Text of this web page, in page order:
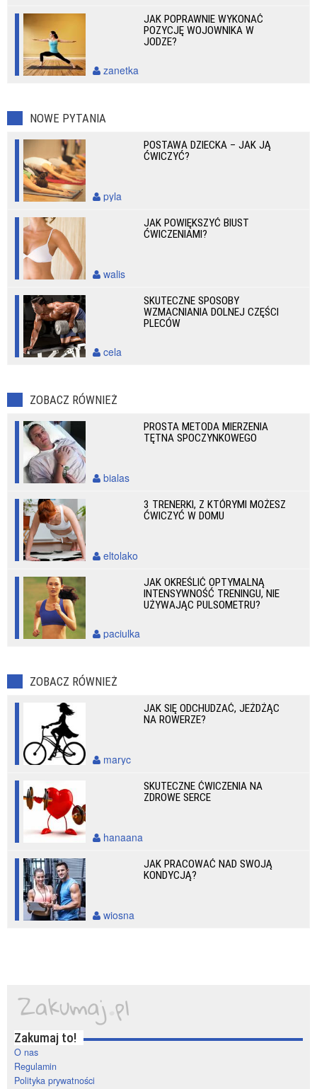
JAK POPRAWNIE WYKONAĆ
POZYCJĘ WOJOWNIKA W
JODZE?
zanetka
NOWE PYTANIA
POSTAWA DZIECKA – JAK JĄ
ĆWICZYĆ?
pyla
JAK POWIĘKSZYĆ BIUST
ĆWICZENIAMI?
walis
SKUTECZNE SPOSOBY
WZMACNIANIA DOLNEJ CZĘŚCI
PLECÓW
cela
ZOBACZ RÓWNIEŻ
PROSTA METODA MIERZENIA
TĘTNA SPOCZYNKOWEGO
bialas
3 TRENERKI, Z KTÓRYMI MOŻESZ
ĆWICZYĆ W DOMU
eltolako
JAK OKREŚLIĆ OPTYMALNĄ
INTENSYWNOŚĆ TRENINGU, NIE
UŻYWAJĄC PULSOMETRU?
paciulka
ZOBACZ RÓWNIEŻ
JAK SIĘ ODCHUDZAĆ, JEŻDŻĄC
NA ROWERZE?
maryc
SKUTECZNE ĆWICZENIA NA
ZDROWE SERCE
hanaana
JAK PRACOWAĆ NAD SWOJĄ
KONDYCJĄ?
wiosna
Zakumaj to!
O nas
Regulamin
Polityka prywatności